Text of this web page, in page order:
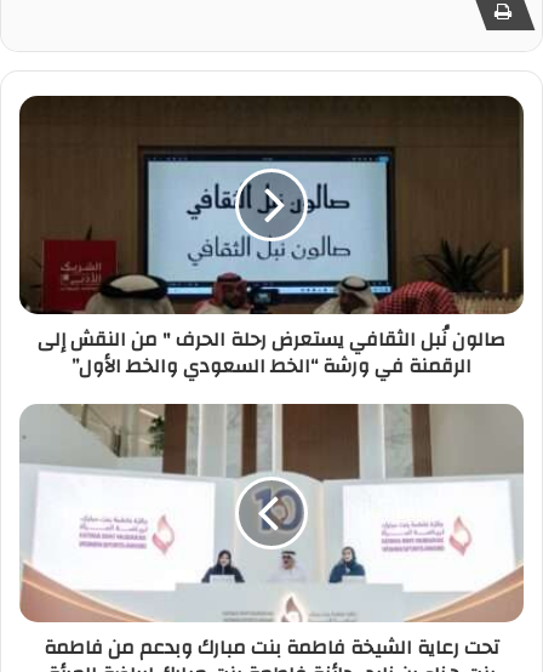
صالون نُبل الثقافي يستعرض رحلة الحرف " من النقش إلى
الرقمنة في ورشة “الخط السعودي والخط الأول”
تحت رعاية الشيخة فاطمة بنت مبارك وبدعم من فاطمة